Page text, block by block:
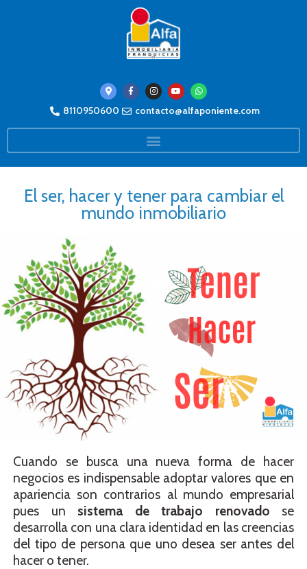
8110950600 contacto@alfaponiente.com
El ser, hacer y tener para cambiar el
mundo inmobiliario
Cuando se busca una nueva forma de hacer
negocios es indispensable adoptar valores que en
apariencia son contrarios al mundo empresarial
pues un sistema de trabajo renovado se
desarrolla con una clara identidad en las creencias
del tipo de persona que uno desea ser antes del
hacer o tener.